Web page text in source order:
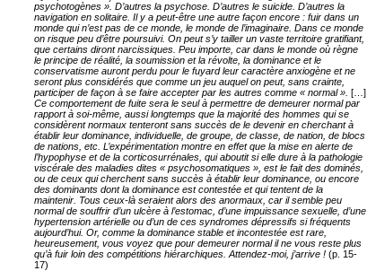
psychotogènes ». D’autres la psychose. D’autres le suicide. D’autres la
navigation en solitaire. Il y a peut-être une autre façon encore : fuir dans un
monde qui n’est pas de ce monde, le monde de l’imaginaire. Dans ce monde
on risque peu d’être poursuivi. On peut s’y tailler un vaste territoire gratifiant,
que certains diront narcissiques. Peu importe, car dans le monde où règne
le principe de réalité, la soumission et la révolte, la dominance et le
conservatisme auront perdu pour le fuyard leur caractère anxiogène et ne
seront plus considérés que comme un jeu auquel on peut, sans crainte,
participer de façon à se faire accepter par les autres comme « normal ». […]
Ce comportement de fuite sera le seul à permettre de demeurer normal par
rapport à soi-même, aussi longtemps que la majorité des hommes qui se
considèrent normaux tenteront sans succès de le devenir en cherchant à
établir leur dominance, individuelle, de groupe, de classe, de nation, de blocs
de nations, etc. L’expérimentation montre en effet que la mise en alerte de
l’hypophyse et de la corticosurrénales, qui aboutit si elle dure à la pathologie
viscérale des maladies dites « psychosomatiques », est le fait des dominés,
ou de ceux qui cherchent sans succès à établir leur dominance, ou encore
des dominants dont la dominance est contestée et qui tentent de la
maintenir. Tous ceux-là seraient alors des anormaux, car il semble peu
normal de souffrir d’un ulcère à l’estomac, d’une impuissance sexuelle, d’une
hypertension artérielle ou d’un de ces syndromes dépressifs si fréquents
aujourd’hui. Or, comme la dominance stable et incontestée est rare,
heureusement, vous voyez que pour demeurer normal il ne vous reste plus
qu’à fuir loin des compétitions hiérarchiques. Attendez-moi, j’arrive ! (p. 15-
17)